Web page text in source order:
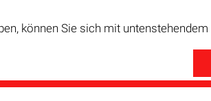
können Sie sich mit